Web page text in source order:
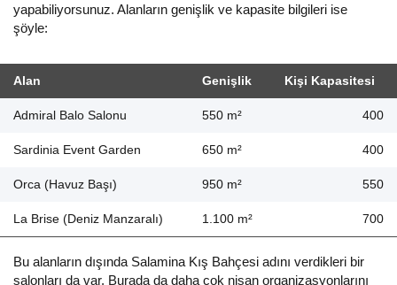
yapabiliyorsunuz. Alanların genişlik ve kapasite bilgileri ise
şöyle:
Alan Genişlik Kişi Kapasitesi
Admiral Balo Salonu 550 m² 400
Sardinia Event Garden 650 m² 400
Orca (Havuz Başı) 950 m² 550
La Brise (Deniz Manzaralı) 1.100 m² 700
Bu alanların dışında Salamina Kış Bahçesi adını verdikleri bir
salonları da var. Burada da daha çok nişan organizasyonlarını